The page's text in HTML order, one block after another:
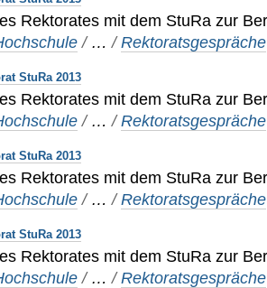
Rektorates mit dem StuRa zur
/ …/Rektoratsgespräche
StuRa 2013
Rektorates mit dem StuRa zur
/ …/Rektoratsgespräche
StuRa 2013
Rektorates mit dem StuRa zur
/ …/Rektoratsgespräche
StuRa 2013
Rektorates mit dem StuRa zur
/ …/Rektoratsgespräche